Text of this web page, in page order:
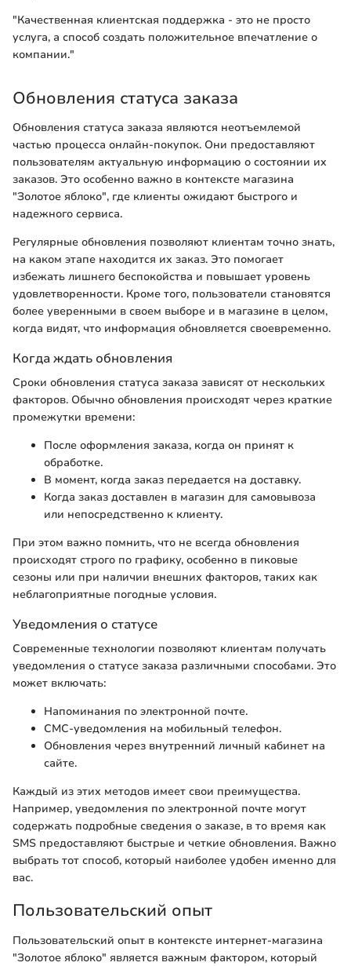
"Качественная клиентская поддержка - это не просто
услуга, а способ создать положительное впечатление о
компании."
Обновления статуса заказа
Обновления статуса заказа являются неотъемлемой
частью процесса онлайн-покупок. Они предоставляют
пользователям актуальную информацию о состоянии их
заказов. Это особенно важно в контексте магазина
"Золотое яблоко", где клиенты ожидают быстрого и
надежного сервиса.
Регулярные обновления позволяют клиентам точно знать,
на каком этапе находится их заказ. Это помогает
избежать лишнего беспокойства и повышает уровень
удовлетворенности. Кроме того, пользователи становятся
более уверенными в своем выборе и в магазине в целом,
когда видят, что информация обновляется своевременно.
Когда ждать обновления
Сроки обновления статуса заказа зависят от нескольких
факторов. Обычно обновления происходят через краткие
промежутки времени:
После оформления заказа, когда он принят к
обработке.
В момент, когда заказ передается на доставку.
Когда заказ доставлен в магазин для самовывоза
или непосредственно к клиенту.
При этом важно помнить, что не всегда обновления
происходят строго по графику, особенно в пиковые
сезоны или при наличии внешних факторов, таких как
неблагоприятные погодные условия.
Уведомления о статусе
Современные технологии позволяют клиентам получать
уведомления о статусе заказа различными способами. Это
может включать:
Напоминания по электронной почте.
СМС-уведомления на мобильный телефон.
Обновления через внутренний личный кабинет на
сайте.
Каждый из этих методов имеет свои преимущества.
Например, уведомления по электронной почте могут
содержать подробные сведения о заказе, в то время как
SMS предоставляют быстрые и четкие обновления. Важно
выбрать тот способ, который наиболее удобен именно для
вас.
Пользовательский опыт
Пользовательский опыт в контексте интернет-магазина
"Золотое яблоко" является важным фактором, который